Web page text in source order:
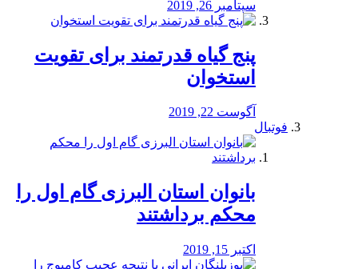
سپتامبر 26, 2019
پنج گیاه قدرتمند برای تقویت
استخوان
آگوست 22, 2019
فوتبال
بانوان استان البرزی گام اول را
محكم برداشتند
اکتبر 15, 2019